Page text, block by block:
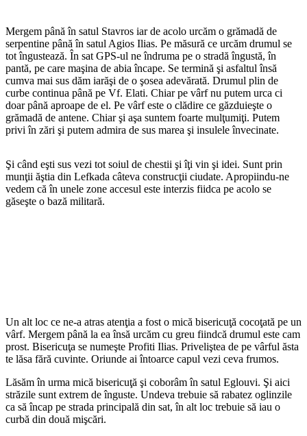
Mergem până în satul Stavros iar de acolo urcăm o grămadă de
serpentine până în satul Agios Ilias. Pe măsură ce urcăm drumul se
tot îngustează. În sat GPS-ul ne îndruma pe o stradă îngustă, în
pantă, pe care maşina de abia încape. Se termină şi asfaltul însă
cumva mai sus dăm iarăşi de o şosea adevărată. Drumul plin de
curbe continua până pe Vf. Elati. Chiar pe vârf nu putem urca ci
doar până aproape de el. Pe vârf este o clădire ce găzduieşte o
grămadă de antene. Chiar şi aşa suntem foarte mulţumiţi. Putem
privi în zări şi putem admira de sus marea şi insulele învecinate.
Şi când eşti sus vezi tot soiul de chestii şi îţi vin şi idei. Sunt prin
munţii ăştia din Lefkada câteva construcţii ciudate. Apropiindu-ne
vedem că în unele zone accesul este interzis fiidca pe acolo se
găseşte o bază militară.
Un alt loc ce ne-a atras atenţia a fost o mică bisericuţă cocoţată pe un
vârf. Mergem până la ea însă urcăm cu greu fiindcă drumul este cam
prost. Bisericuţa se numeşte Profiti Ilias. Priveliştea de pe vârful ăsta
te lăsa fără cuvinte. Oriunde ai întoarce capul vezi ceva frumos.
Lăsăm în urma mică bisericuţă şi coborâm în satul Eglouvi. Şi aici
străzile sunt extrem de înguste. Undeva trebuie să rabatez oglinzile
ca să încap pe strada principală din sat, în alt loc trebuie să iau o
curbă din două mişcări.